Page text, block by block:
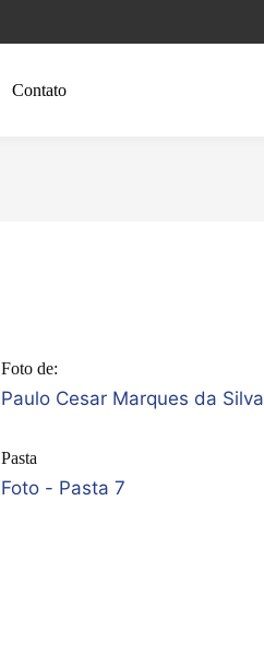
Contato
Foto de:
Paulo Cesar Marques da Silva
Pasta
Foto - Pasta 7